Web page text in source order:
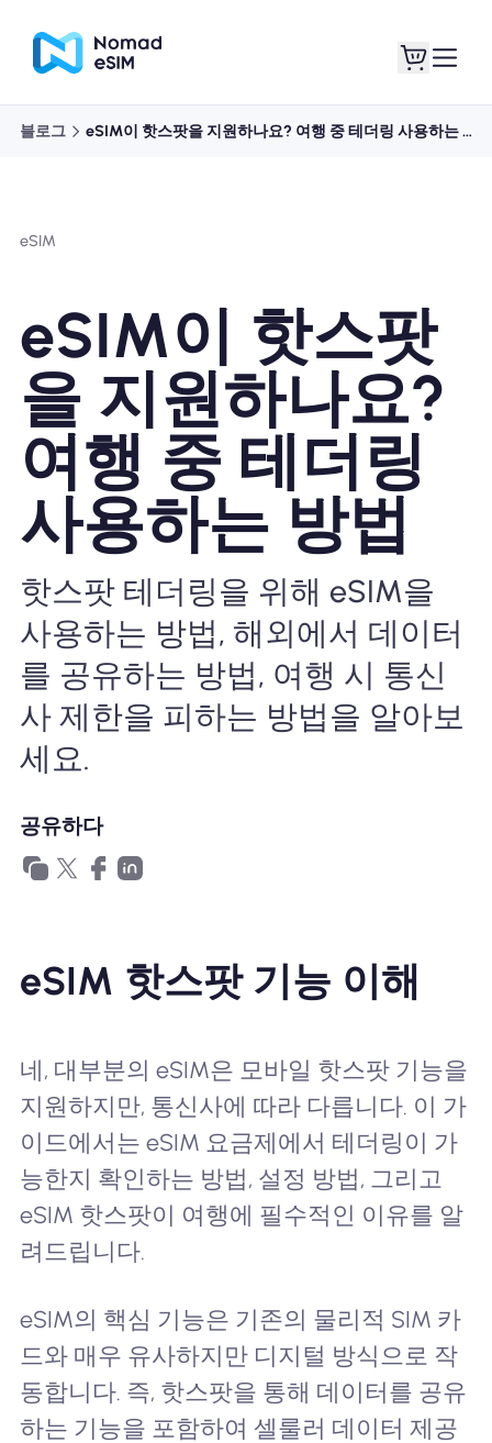
쇼핑 플랜
eSIM 정보
왜 Nomad eSIM?
eSIM 사용법
비즈니스를위한
블로그 eSIM이 핫스팟을 지원하나요? 여행 중 테더링 사용하는 방법
eSIM
eSIM이 핫스팟
을 지원하나요?
여행 중 테더링
사용하는 방법
핫스팟 테더링을 위해 eSIM을
사용하는 방법, 해외에서 데이터
를 공유하는 방법, 여행 시 통신
사 제한을 피하는 방법을 알아보
세요.
공유하다
eSIM 핫스팟 기능 이해
네, 대부분의 eSIM은 모바일 핫스팟 기능을
지원하지만, 통신사에 따라 다릅니다. 이 가
이드에서는 eSIM 요금제에서 테더링이 가
능한지 확인하는 방법, 설정 방법, 그리고
eSIM 핫스팟이 여행에 필수적인 이유를 알
려드립니다.
eSIM의 핵심 기능은 기존의 물리적 SIM 카
드와 매우 유사하지만 디지털 방식으로 작
동합니다. 즉, 핫스팟을 통해 데이터를 공유
하는 기능을 포함하여 셀룰러 데이터 제공